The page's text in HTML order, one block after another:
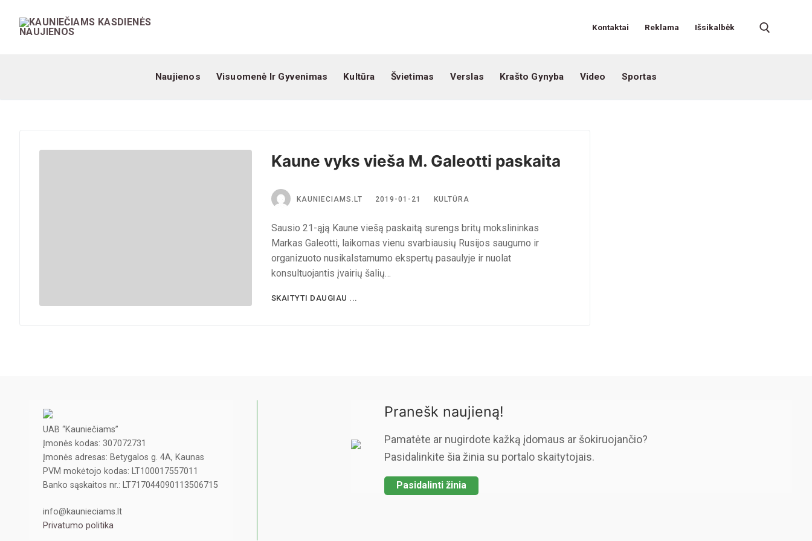
Kontaktai Reklama Išsikalbėk
Naujienos Visuomenė Ir Gyvenimas Kultūra Švietimas Verslas Krašto Gynyba Video Sportas
Kaune vyks vieša M. Galeotti paskaita
KAUNIECIAMS.LT 2019-01-21 KULTŪRA
Sausio 21-ąją Kaune viešą paskaitą surengs britų mokslininkas
Markas Galeotti, laikomas vienu svarbiausių Rusijos saugumo ir
organizuoto nusikalstamumo ekspertų pasaulyje ir nuolat
konsultuojantis įvairių šalių…
SKAITYTI DAUGIAU ...
UAB “Kauniečiams”
Įmonės kodas: 307072731
Įmonės adresas: Betygalos g. 4A, Kaunas
PVM mokėtojo kodas: LT100017557011
Banko sąskaitos nr.: LT717044090113506715
info@kaunieciams.lt
Privatumo politika
Pranešk naujieną!
Pamatėte ar nugirdote kažką įdomaus ar šokiruojančio?
Pasidalinkite šia žinia su portalo skaitytojais.
Pasidalinti žinia